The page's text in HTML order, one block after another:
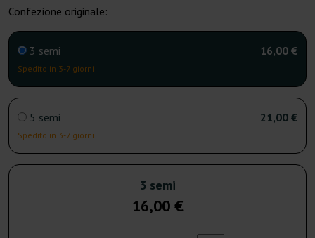
Confezione originale:
3 semi
Spedito in 3-7 giorni
16,00 €
5 semi
Spedito in 3-7 giorni
21,00 €
3 semi
16,00 €